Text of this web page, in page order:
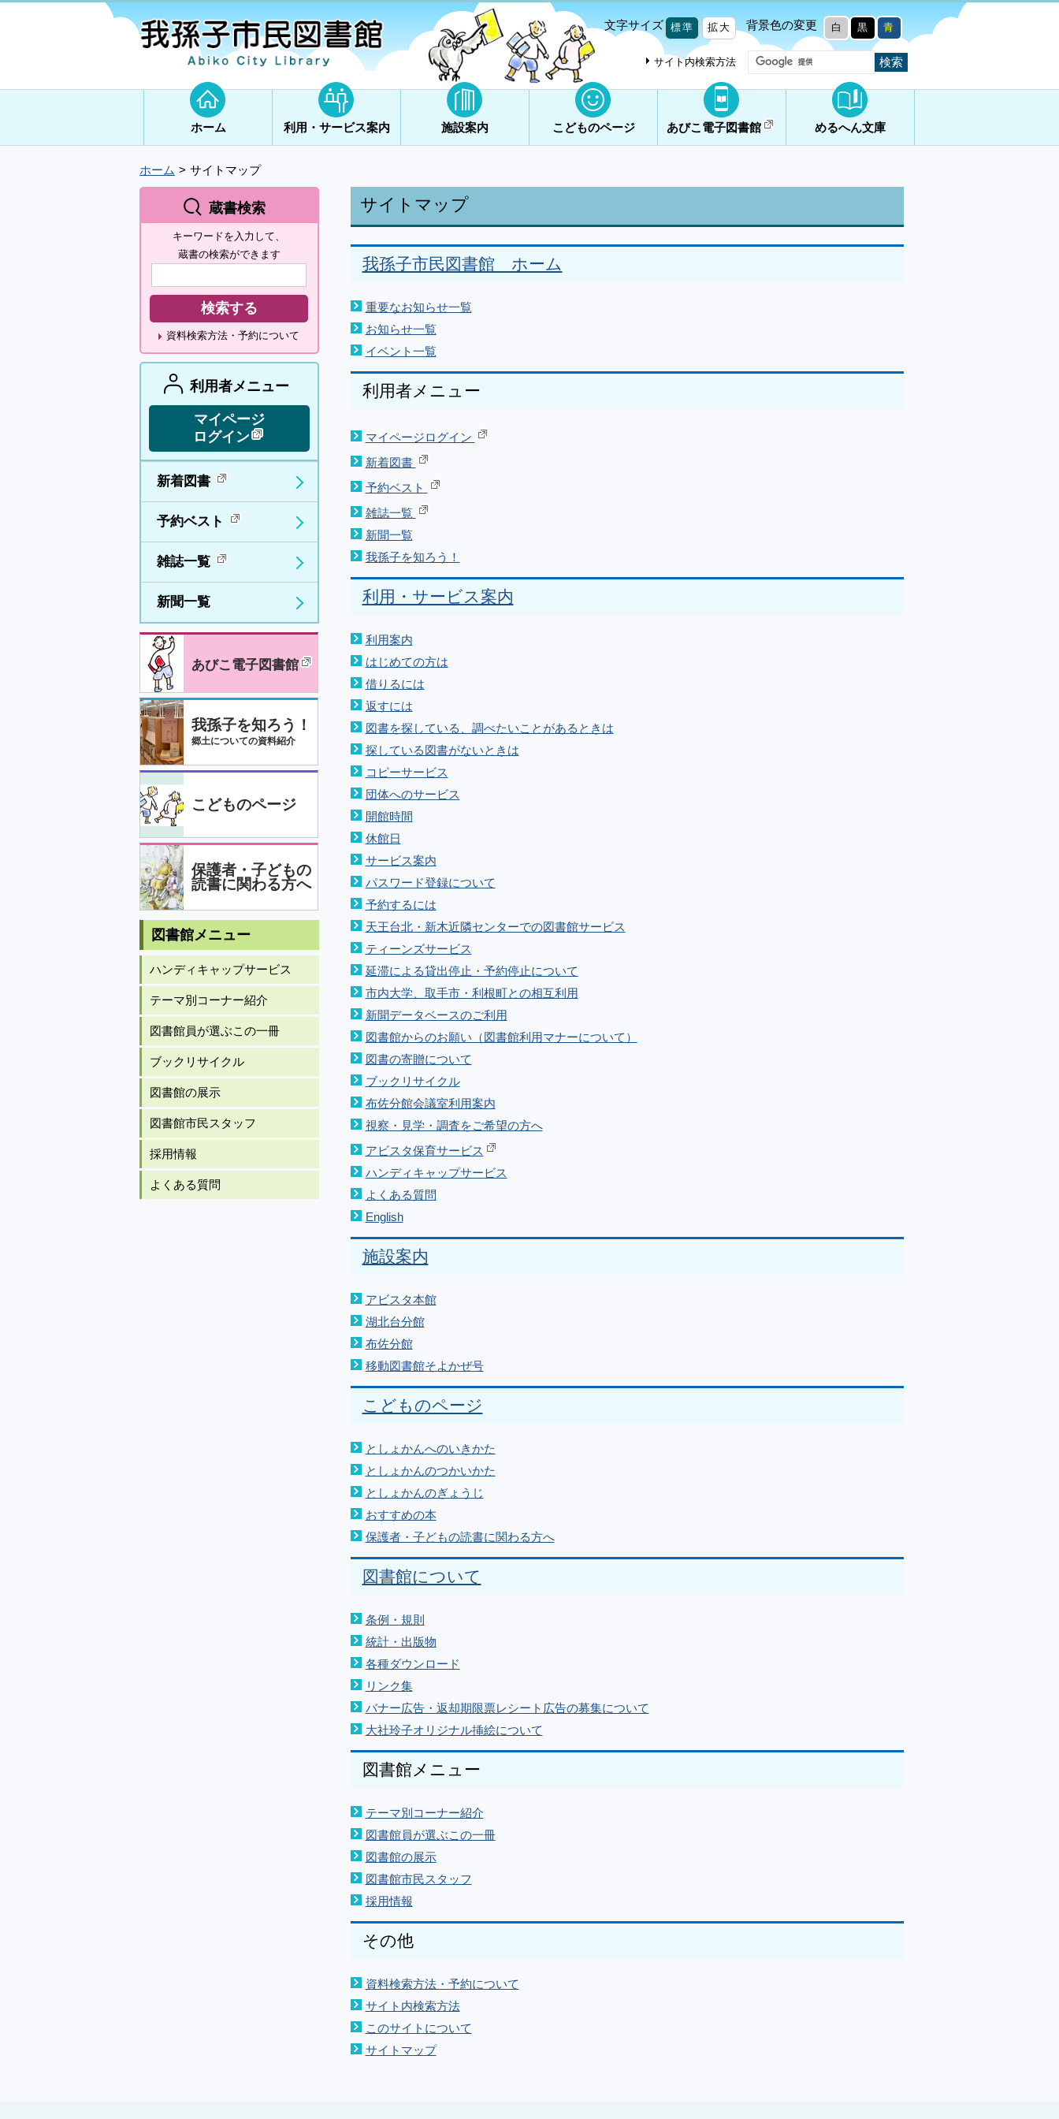
文字サイズ 標準 拡大 背景色の変更 白 黒 青
サイト内検索方法
ホーム 利用・サービス案内 施設案内 こどものページ あびこ電子図書館 めるへん文庫
ホーム サイトマップ
蔵書検索
キーワードを入力して、
蔵書の検索ができます
資料検索方法・予約について
利用者メニュー
マイページ
ログイン
新着図書
予約ベスト
雑誌一覧
新聞一覧
あびこ電子図書館
我孫子を知ろう！
郷土についての資料紹介
こどものページ
保護者・子どもの
読書に関わる方へ
図書館メニュー
ハンディキャップサービス
テーマ別コーナー紹介
図書館員が選ぶこの一冊
ブックリサイクル
図書館の展示
図書館市民スタッフ
採用情報
よくある質問
サイトマップ
我孫子市民図書館 ホーム
重要なお知らせ一覧
お知らせ一覧
イベント一覧
利用者メニュー
マイページログイン
新着図書
予約ベスト
雑誌一覧
新聞一覧
我孫子を知ろう！
利用・サービス案内
利用案内
はじめての方は
借りるには
返すには
図書を探している、調べたいことがあるときは
探している図書がないときは
コピーサービス
団体へのサービス
開館時間
休館日
サービス案内
パスワード登録について
予約するには
天王台北・新木近隣センターでの図書館サービス
ティーンズサービス
延滞による貸出停止・予約停止について
市内大学、取手市・利根町との相互利用
新聞データベースのご利用
図書館からのお願い（図書館利用マナーについて）
図書の寄贈について
ブックリサイクル
布佐分館会議室利用案内
視察・見学・調査をご希望の方へ
アビスタ保育サービス
ハンディキャップサービス
よくある質問
English
施設案内
アビスタ本館
湖北台分館
布佐分館
移動図書館そよかぜ号
こどものページ
としょかんへのいきかた
としょかんのつかいかた
としょかんのぎょうじ
おすすめの本
保護者・子どもの読書に関わる方へ
図書館について
条例・規則
統計・出版物
各種ダウンロード
リンク集
バナー広告・返却期限票レシート広告の募集について
大社玲子オリジナル挿絵について
図書館メニュー
テーマ別コーナー紹介
図書館員が選ぶこの一冊
図書館の展示
図書館市民スタッフ
採用情報
その他
資料検索方法・予約について
サイト内検索方法
このサイトについて
サイトマップ